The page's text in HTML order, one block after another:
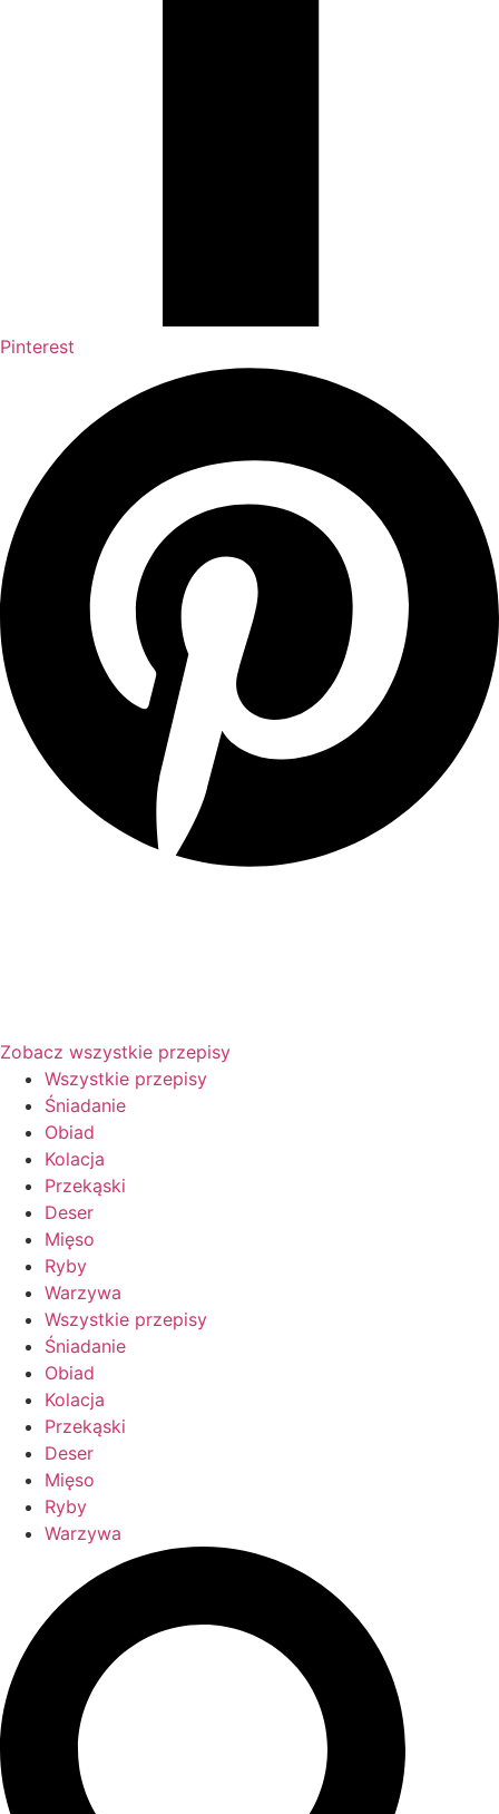
Pinterest
Zobacz wszystkie przepisy
Wszystkie przepisy
Śniadanie
Obiad
Kolacja
Przekąski
Deser
Mięso
Ryby
Warzywa
Wszystkie przepisy
Śniadanie
Obiad
Kolacja
Przekąski
Deser
Mięso
Ryby
Warzywa